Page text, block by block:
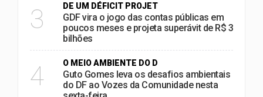
3 DE UM DÉFICIT PROJET
GDF vira o jogo das contas públicas em
poucos meses e projeta superávit de R$ 3
bilhões
4 O MEIO AMBIENTE DO D
Guto Gomes leva os desafios ambientais
do DF ao Vozes da Comunidade nesta